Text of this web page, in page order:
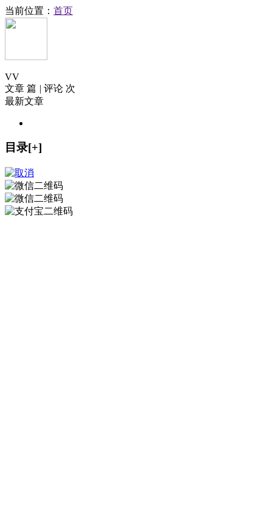
当前位置： 首页
VV
文章 篇 | 评论 次
最新文章
目录[+]